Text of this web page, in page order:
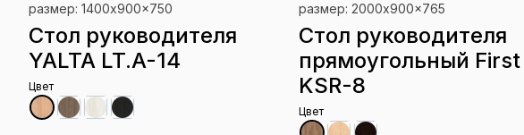
размер: 1400x900x750
Стол руководителя
YALTA LT.A-14
Цвет
размер: 2000x900x765
Стол руководителя
прямоугольный First
KSR-8
Цвет